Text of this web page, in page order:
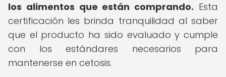
los alimentos que están comprando. Esta
certificación les brinda tranquilidad al saber
que el producto ha sido evaluado y cumple
con los estándares necesarios para
mantenerse en cetosis.